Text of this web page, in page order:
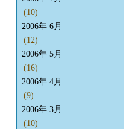
(10)
2006年 6月
(12)
2006年 5月
(16)
2006年 4月
(9)
2006年 3月
(10)